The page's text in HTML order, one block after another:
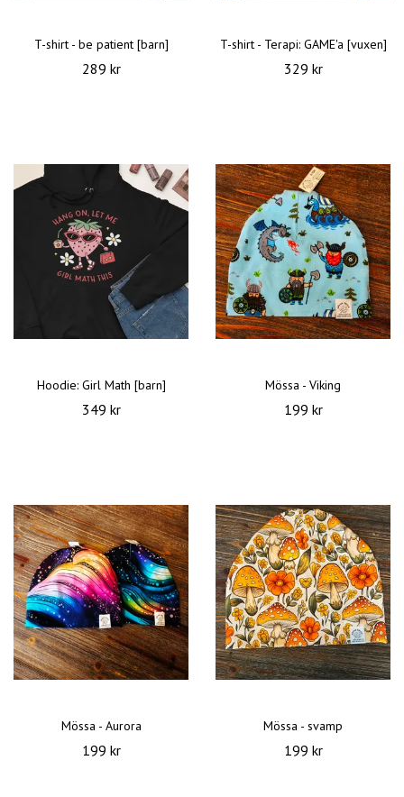
T-shirt - be patient [barn]
289 kr
T-shirt - Terapi: GAME'a [vuxen]
329 kr
Hoodie: Girl Math [barn]
349 kr
Mössa - Viking
199 kr
Mössa - Aurora
199 kr
Mössa - svamp
199 kr